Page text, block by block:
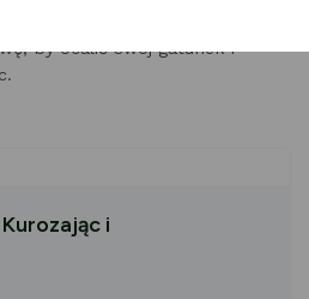
by ocalić swój gatunek i
i